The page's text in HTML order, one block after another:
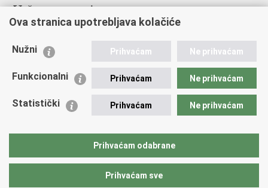
Važne poveznice
Ministarstvo unutarnjih poslova
Udruge
Policijska akademija
Zaklada policijske solidarnosti
Vučetić"
Ova stranica upotrebljava kolačiće
Nužni Prihvaćam Ne prihvaćam
Funkcionalni Prihvaćam Ne prihvaćam
Statistički Prihvaćam Ne prihvaćam
Prihvaćam odabrane
Prihvaćam sve